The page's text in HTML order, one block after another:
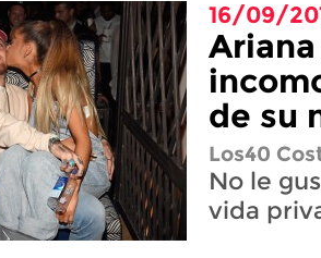
16/09/
de su
Los40
No le
vida